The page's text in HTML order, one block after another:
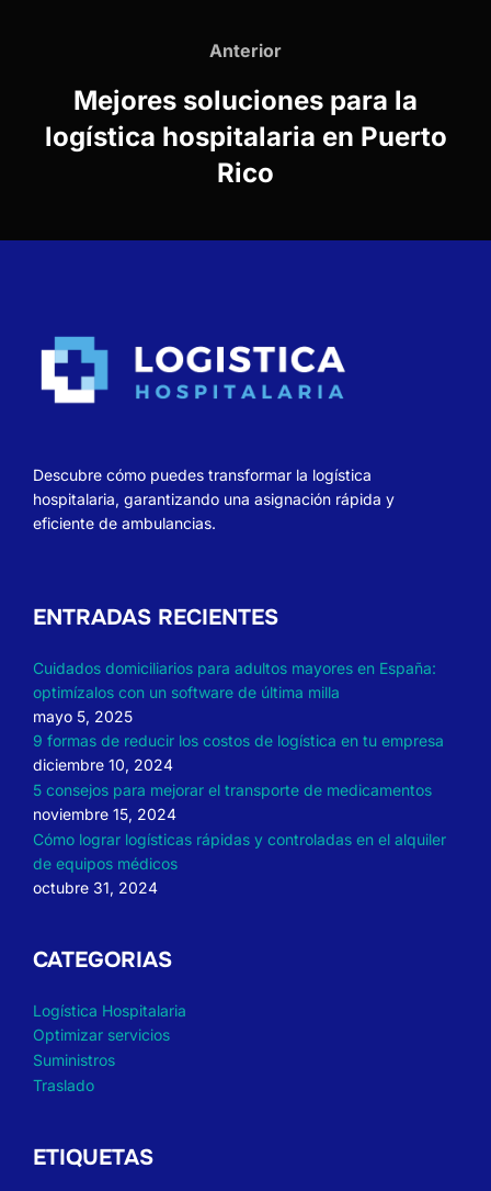
entradas
Anterior
Anterior
Mejores soluciones para la
logística hospitalaria en Puerto
Rico
Descubre cómo puedes transformar la logística
hospitalaria, garantizando una asignación rápida y
eficiente de ambulancias.
ENTRADAS RECIENTES
Cuidados domiciliarios para adultos mayores en España:
optimízalos con un software de última milla
mayo 5, 2025
9 formas de reducir los costos de logística en tu empresa
diciembre 10, 2024
5 consejos para mejorar el transporte de medicamentos
noviembre 15, 2024
Cómo lograr logísticas rápidas y controladas en el alquiler
de equipos médicos
octubre 31, 2024
CATEGORIAS
Logística Hospitalaria
Optimizar servicios
Suministros
Traslado
ETIQUETAS